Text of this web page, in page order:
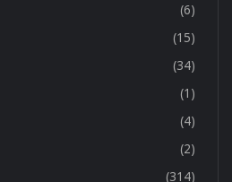
(6)
(15)
(34)
(1)
(4)
(2)
(314)